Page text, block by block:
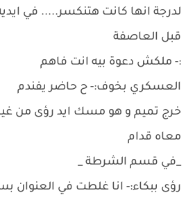
لدرجة انها كانت هتنكسر..... في
قبل العاصفة
:- ملكش دعوة بيه انت فاهم
العسكري بخوف:- ح حاضر يفندم
خرج تميم و هو مسك ايد رؤى من غير
معاه قدام
_في قسم الشرطة _
رؤى ببكاء:- انا غلطت في العنوان